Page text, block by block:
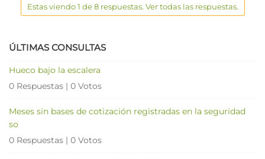
Estas viendo 1 de 8 respuestas. Ver todas las respuestas.
ÚLTIMAS CONSULTAS
Hueco bajo la escalera
0 Respuestas | 0 Votos
Meses sin bases de cotización registradas en la seguridad
so
0 Respuestas | 0 Votos